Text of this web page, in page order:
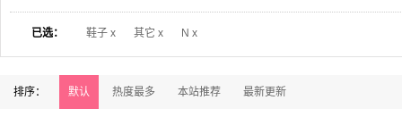
已选： 鞋子 x 其它 x N x
排序： 默认 热度最多 本站推荐 最新更新